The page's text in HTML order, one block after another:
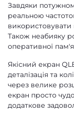
Завдяки
реальною
використовувати
Також неабияку
оперативної
Якісний екран
деталізація та
через велике
екран просто
додаткове